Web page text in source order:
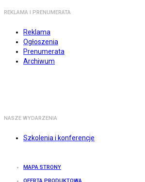
REKLAMA I PRENUMERATA
Reklama
Ogłoszenia
Prenumerata
Archiwum
NASZE WYDARZENIA
Szkolenia i konferencje
MAPA STRONY